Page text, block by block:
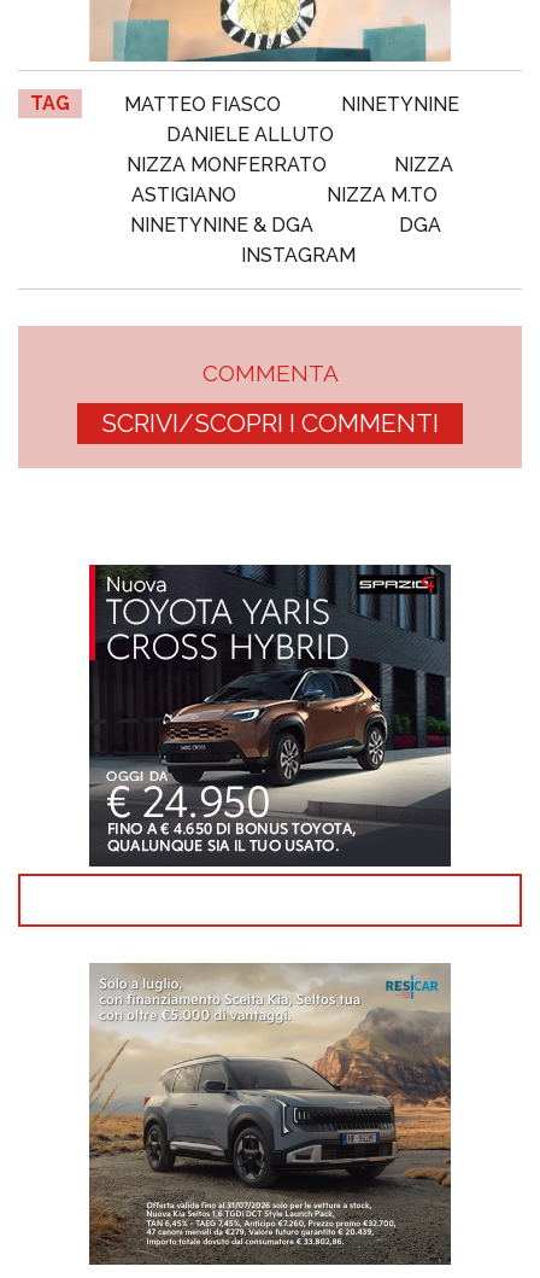
TAG MATTEO FIASCO
NINETYNINE
DANIELE ALLUTO
NIZZA MONFERRATO
NIZZA
ASTIGIANO
NIZZA M.TO
NINETYNINE & DGA
DGA
INSTAGRAM
COMMENTA
SCRIVI/SCOPRI I COMMENTI